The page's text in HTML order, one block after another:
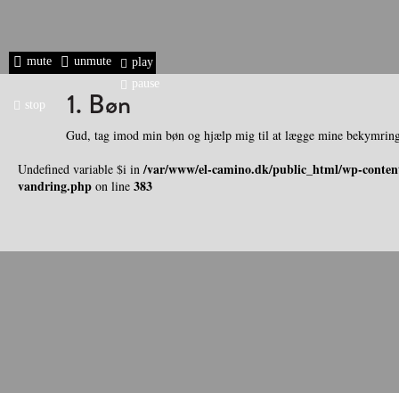
mute unmute
play
pause
stop
1. Bøn
Gud, tag imod min bøn og hjælp mig til at lægge mine
Undefined variable $i in/var/www/el-camino.dk/public_html/wp-
vandring.phpon line 383